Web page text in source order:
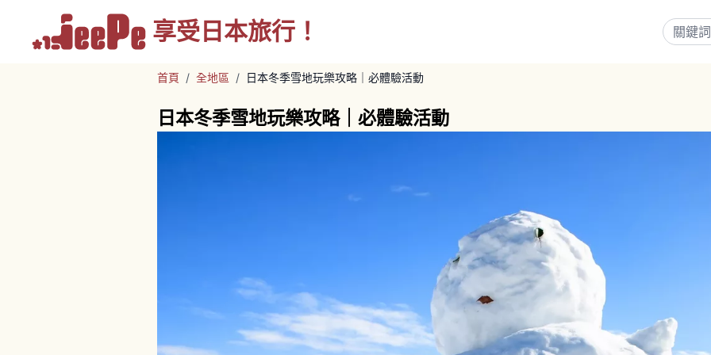
享受 日本旅行！
首頁 / 全地區 / 日本冬季雪地玩樂攻略｜必體驗活動
日本冬季雪地玩樂攻略｜必體驗活動